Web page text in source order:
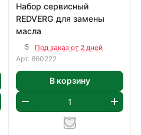
Набор сервисный
REDVERG для замены
масла
5
Под заказ от 2 дней
Арт. 860222
В корзину